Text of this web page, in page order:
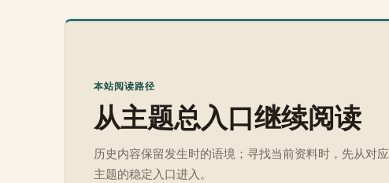
本站阅读路径
从主题总入口继续阅读
历史内容保留发生时的语境；寻找当前资料时，先从对应
主题的稳定入口进入。